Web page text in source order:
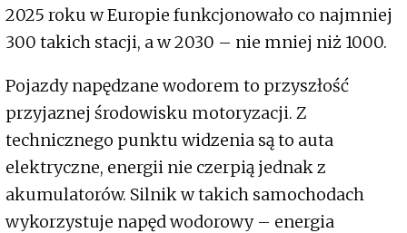
2025 roku w Europie funkcjonowało co najmniej
300 takich stacji, a w 2030 – nie mniej niż 1000.
Pojazdy napędzane wodorem to przyszłość
przyjaznej środowisku motoryzacji. Z
technicznego punktu widzenia są to auta
elektryczne, energii nie czerpią jednak z
akumulatorów. Silnik w takich samochodach
wykorzystuje napęd wodorowy – energia